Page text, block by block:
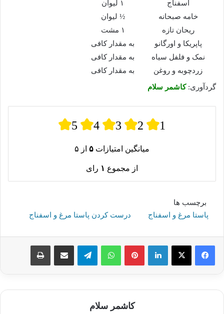
اسفناج
۱ لیوان
خامه صبحانه
½ لیوان
ریحان تازه
۱ مشت
پاپریکا و اورگانو
به مقدار کافی
نمک و فلفل سیاه
به مقدار کافی
زردچوبه و روغن
به مقدار کافی
گردآوری:کاشمر سلام
5 4 3 2 1
میانگین امتیازات ۵ از ۵
از مجموع ۱ رای
برچسب ها
پاستا مرغ و اسفناج
درست کردن پاستا مرغ و اسفناج
لینکدین پینترستواتس آپ تلگرام اشتراک گذاری از طریق ایمیل چاپ
کاشمر سلام